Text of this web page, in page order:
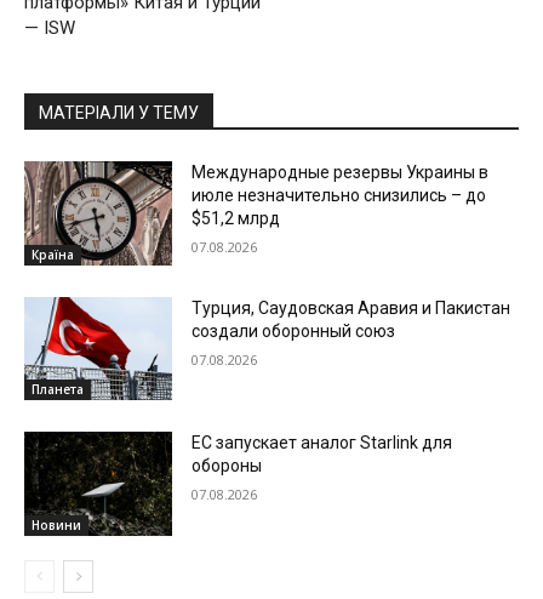
— ISW
МАТЕРІАЛИ У ТЕМУ
Країна
Международные резервы Украины в
июле незначительно снизились – до
$51,2 млрд
07.08.2026
Планета
Турция, Саудовская Аравия и Пакистан
создали оборонный союз
07.08.2026
Новини
ЕС запускает аналог Starlink для
обороны
07.08.2026